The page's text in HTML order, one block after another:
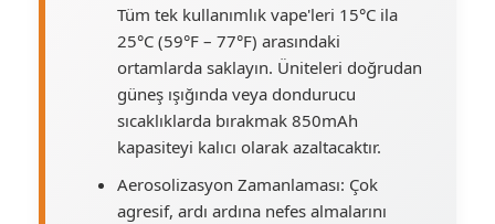
Tüm tek kullanımlık vape'leri 15°C ila
25°C (59°F – 77°F) arasındaki
ortamlarda saklayın. Üniteleri doğrudan
güneş ışığında veya dondurucu
sıcaklıklarda bırakmak 850mAh
kapasiteyi kalıcı olarak azaltacaktır.
Aerosolizasyon Zamanlaması: Çok
agresif, ardı ardına nefes almalarını